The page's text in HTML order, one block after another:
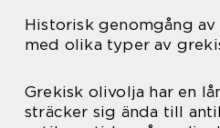
Historisk genomgång
med olika typer av
Grekisk olivolja har en
sträcker sig ända till